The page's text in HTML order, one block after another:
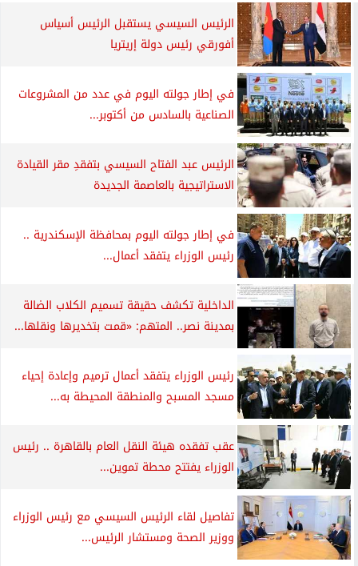
الرئيس السيسي يستقبل الرئيس أسياس
أفورقي رئيس دولة إريتريا
في إطار جولته اليوم في عدد من المشروعات
الصناعية بالسادس من أكتوبر...
الرئيس عبد الفتاح السيسي بتفقدِ مقر القيادة
الاستراتيجية بالعاصمة الجديدة
في إطار جولته اليوم بمحافظة الإسكندرية ..
رئيس الوزراء يتفقد أعمال...
الداخلية تكشف حقيقة تسميم الكلاب الضالة
بمدينة نصر.. المتهم: «قمت بتخديرها ونقلها...
رئيس الوزراء يتفقد أعمال ترميم وإعادة إحياء
مسجد المسبح والمنطقة المحيطة به...
عقب تفقده هيئة النقل العام بالقاهرة .. رئيس
الوزراء يفتتح محطة تموين...
تفاصيل لقاء الرئيس السيسي مع رئيس الوزراء
ووزير الصحة ومستشار الرئيس...